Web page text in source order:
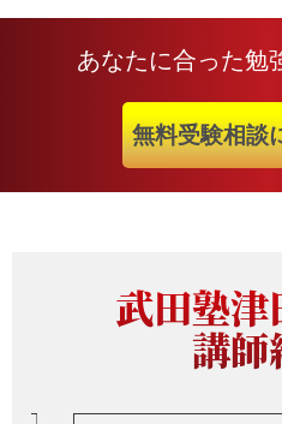
あなたに合った勉
無料受験相談
武田塾津
講師